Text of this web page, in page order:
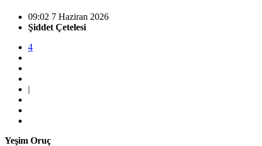
09:02 7 Haziran 2026
Şiddet Çetelesi
4
|
Yeşim Oruç